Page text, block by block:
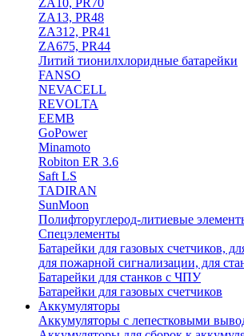
ZA10, PR70
ZA13, PR48
ZA312, PR41
ZA675, PR44
Литий тионилхлоридные батарейки
FANSO
NEVACELL
REVOLTA
EEMB
GoPower
Minamoto
Robiton ER 3.6
Saft LS
TADIRAN
SunMoon
Полифторуглерод-литиевые
Спецэлементы
Батарейки для газовых счетчиков,
для пожарной сигнализации, для
Батарейки для станков с ЧПУ
Батарейки для газовых счетчиков
Аккумуляторы
Аккумуляторы с лепестковыми